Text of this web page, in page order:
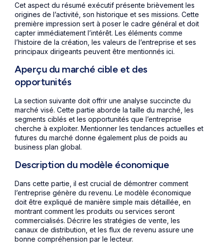
Cet aspect du résumé exécutif présente brièvement les
origines de l’activité, son historique et ses missions. Cette
première impression sert à poser le cadre général et doit
capter immédiatement l’intérêt. Les éléments comme
l’histoire de la création, les valeurs de l’entreprise et ses
principaux dirigeants peuvent être mentionnés ici.
Aperçu du marché cible et des
opportunités
La section suivante doit offrir une analyse succincte du
marché visé. Cette partie aborde la taille du marché, les
segments ciblés et les opportunités que l’entreprise
cherche à exploiter. Mentionner les tendances actuelles et
futures du marché donne également plus de poids au
business plan global.
Description du modèle économique
Dans cette partie, il est crucial de démontrer comment
l’entreprise génère du revenu. Le modèle économique
doit être expliqué de manière simple mais détaillée, en
montrant comment les produits ou services seront
commercialisés. Décrire les stratégies de vente, les
canaux de distribution, et les flux de revenu assure une
bonne compréhension par le lecteur.